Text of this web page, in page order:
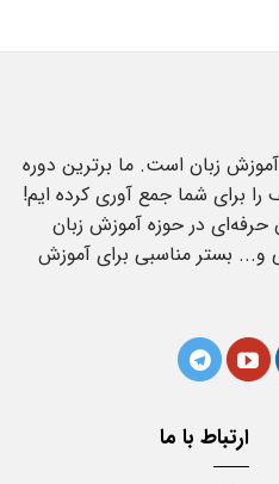
زبان است. ما برترین دوره
برای شما جمع آوری کرده ایم!
حرفه‌ای در حوزه آموزش زبان
و... بستر مناسبی برای آموزش
ارتباط با ما